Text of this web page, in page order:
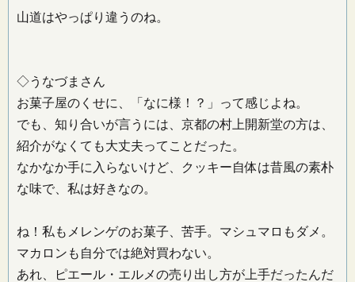
山道はやっぱり違うのね。
◇うなづまさん
お菓子屋のくせに、「なに様！？」って感じよね。
でも、知り合いが言うには、京都の村上開新堂の方は、
紹介がなくても大丈夫ってことだった。
なかなか手に入らないけど、クッキー自体は昔風の素朴
な味で、私は好きなの。
ね！私もメレンゲのお菓子、苦手。マシュマロもダメ。
マカロンも自分では絶対買わない。
あれ、ピエール・エルメの売り出し方が上手だったんだ